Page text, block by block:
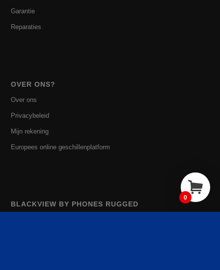
Garantie
Reparaties
OVER ONS?
Over ons
Privacybeleid
Mijn rekening
Europees online geschillenplatform
BLACKVIEW BY PHONES RUGGED
0